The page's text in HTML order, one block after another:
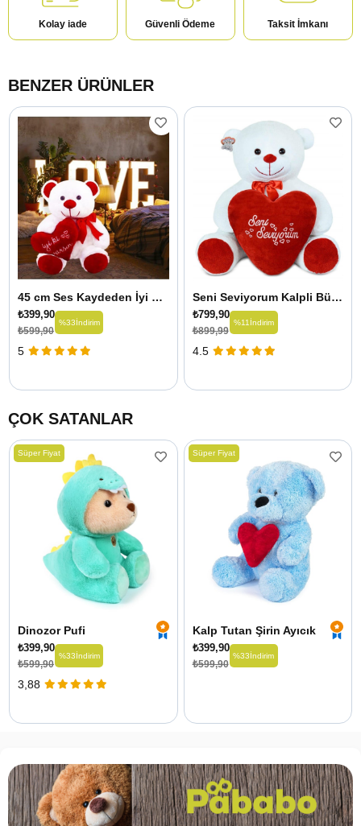
Kolay iade Güvenli Ödeme Taksit İmkanı
BENZER ÜRÜNLER
45 cm Ses Kaydeden İyi ki Varsın Ayıcık
₺399,90
₺599,90
%33İndirim
5
Seni Seviyorum Kalpli Büyük Ayıcık
₺799,90
₺899,99
%11 İndirim
4.5
ÇOK SATANLAR
Dinozor Pufi
₺399,90
₺599,90
%33İndirim
3,88
Süper Fiyat
Kalp Tutan Şirin Ayıcık
₺399,90
₺599,90
%33İndirim
Süper Fiyat